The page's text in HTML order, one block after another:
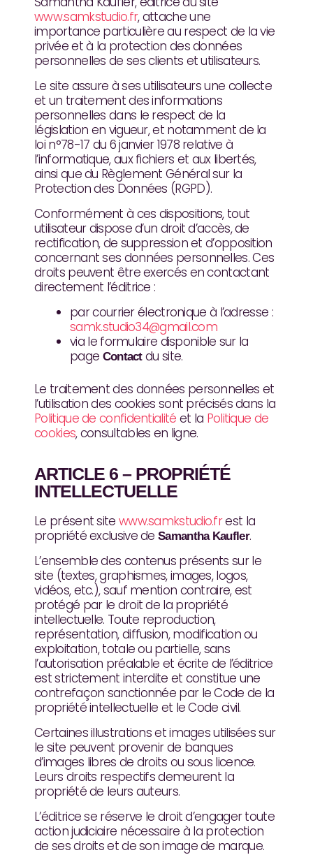
www.samkstudio.fr, attache une
importance particulière au respect de la vie
privée et à la protection des données
personnelles de ses clients et utilisateurs.
Le site assure à ses utilisateurs une collecte
et un traitement des informations
personnelles dans le respect de la
législation en vigueur, et notamment de la
loi n°78-17 du 6 janvier 1978 relative à
l’informatique, aux fichiers et aux libertés,
ainsi que du Règlement Général sur la
Protection des Données (RGPD).
Conformément à ces dispositions, tout
utilisateur dispose d’un droit d’accès, de
rectification, de suppression et d’opposition
concernant ses données personnelles. Ces
droits peuvent être exercés en contactant
directement l’éditrice :
par courrier électronique à l’adresse :
samk.studio34@gmail.com
via le formulaire disponible sur la
page Contactdu site.
Le traitement des données personnelles et
l’utilisation des cookies sont précisés dans la
Politique de confidentialité et la Politique de
cookies, consultables en ligne.
ARTICLE 6 – PROPRIÉTÉ
INTELLECTUELLE
Le présent site www.samkstudio.frest la
propriété exclusive deSamantha Kaufler.
L’ensemble des contenus présents sur le
site (textes, graphismes, images, logos,
vidéos, etc.), sauf mention contraire, est
protégé par le droit de la propriété
intellectuelle. Toute reproduction,
représentation, diffusion, modification ou
exploitation, totale ou partielle, sans
l’autorisation préalable et écrite de l’éditrice
est strictement interdite et constitue une
contrefaçon sanctionnée par le Code de la
propriété intellectuelle et le Code civil.
Certaines illustrations et images utilisées sur
le site peuvent provenir de banques
d’images libres de droits ou sous licence.
Leurs droits respectifs demeurent la
propriété de leurs auteurs.
L’éditrice se réserve le droit d’engager toute
action judiciaire nécessaire à la protection
de ses droits et de son image de marque.